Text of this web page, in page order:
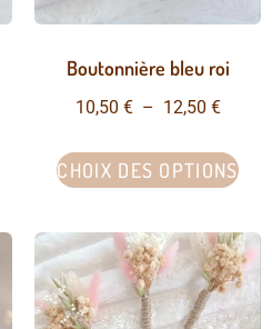
Boutonnière bleu roi
10,50 € – 12,50 €
CHOIX DES OPTIONS